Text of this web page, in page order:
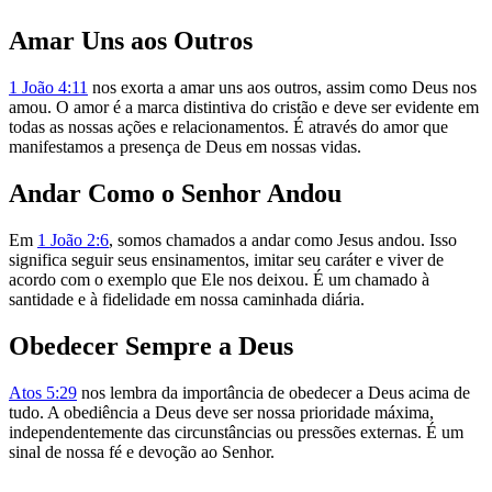
Amar Uns aos Outros
1 João 4:11 nos exorta a amar uns aos outros, assim como Deus nos
amou. O amor é a marca distintiva do cristão e deve ser evidente em
todas as nossas ações e relacionamentos. É através do amor que
manifestamos a presença de Deus em nossas vidas.
Andar Como o Senhor Andou
Em 1 João 2:6, somos chamados a andar como Jesus andou. Isso
significa seguir seus ensinamentos, imitar seu caráter e viver de
acordo com o exemplo que Ele nos deixou. É um chamado à
santidade e à fidelidade em nossa caminhada diária.
Obedecer Sempre a Deus
Atos 5:29 nos lembra da importância de obedecer a Deus acima de
tudo. A obediência a Deus deve ser nossa prioridade máxima,
independentemente das circunstâncias ou pressões externas. É um
sinal de nossa fé e devoção ao Senhor.